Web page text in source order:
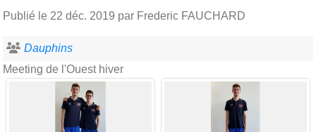
Publié le 22 déc. 2019 par Frederic FAUCHARD
Dauphins
Meeting de l'Ouest hiver